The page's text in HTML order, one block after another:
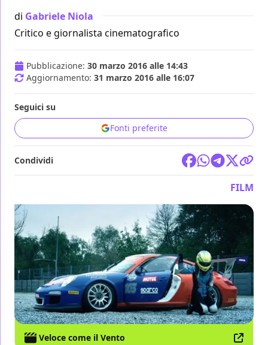
di Gabriele Niola
Critico e giornalista cinematografico
Pubblicazione: 30 marzo 2016 alle 14:43
Aggiornamento: 31 marzo 2016 alle 16:07
Seguici su
Fonti preferite
Condividi
FILM
Veloce come il Vento